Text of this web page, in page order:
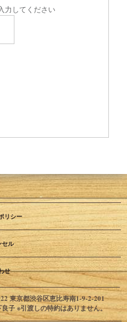
力してください
リシー
セル
せ
東京都渋谷区恵比寿南1-9-2-201
子 ※引渡しの特約はありません。